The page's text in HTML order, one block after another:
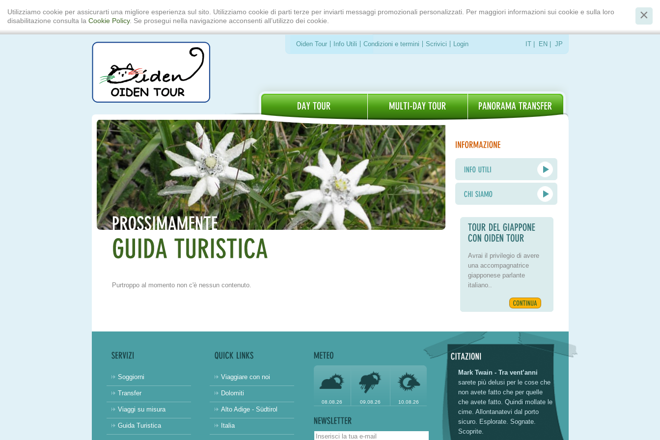
Utilizziamo cookie per assicurarti una migliore esperienza sul sito. Utilizziamo cookie di parti terze per inviarti messaggi promozionali personalizzati. Per maggiori informazioni sui cookie e sulla loro
disabilitazione consulta la Cookie Policy. Se prosegui nella navigazione acconsenti all’utilizzo dei cookie.
Purtroppo al momento non c'è nessun contenuto.
Avrai il privilegio di avere
una accompagnatrice
giapponese parlante
italiano..
Oiden Tour Info Utili Condizioni e termini Scrivici Login IT| EN JP
Soggiorni
Transfer
Viaggi su misura
Guida Turistica
Viaggiare con noi
Dolomiti
Alto Adige - Südtirol
Italia
08.08.26 09.08.26 10.08.26
Mark Twain - Tra vent’anni
sarete più delusi per le cose che
non avete fatto che per quelle
che avete fatto. Quindi mollate le
cime. Allontanatevi dal porto
sicuro. Esplorate. Sognate.
Scoprite.